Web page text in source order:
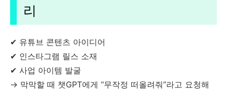
리
✔ 유튜브 콘텐츠 아이디어
✔ 인스타그램 릴스 소재
✔ 사업 아이템 발굴
→ 막막할 때 챗GPT에게 “무작정 떠올려줘”라고 요청해